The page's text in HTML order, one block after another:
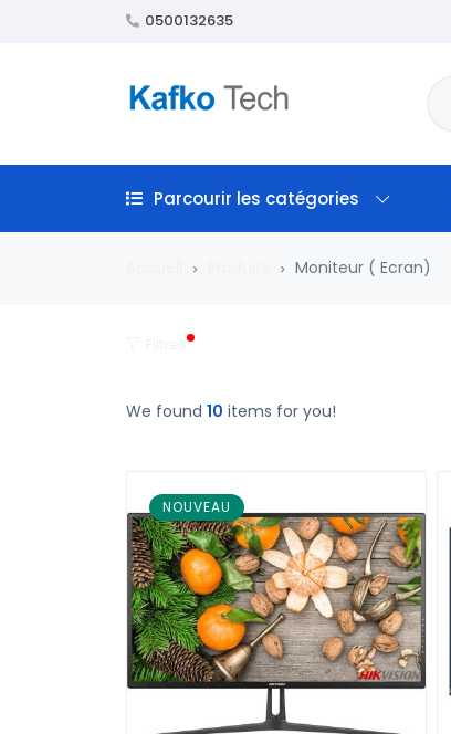
0500132635
Parcourir les catégories
Moniteur ( Ecran)
We found 10 items for you!
NOUVEAU